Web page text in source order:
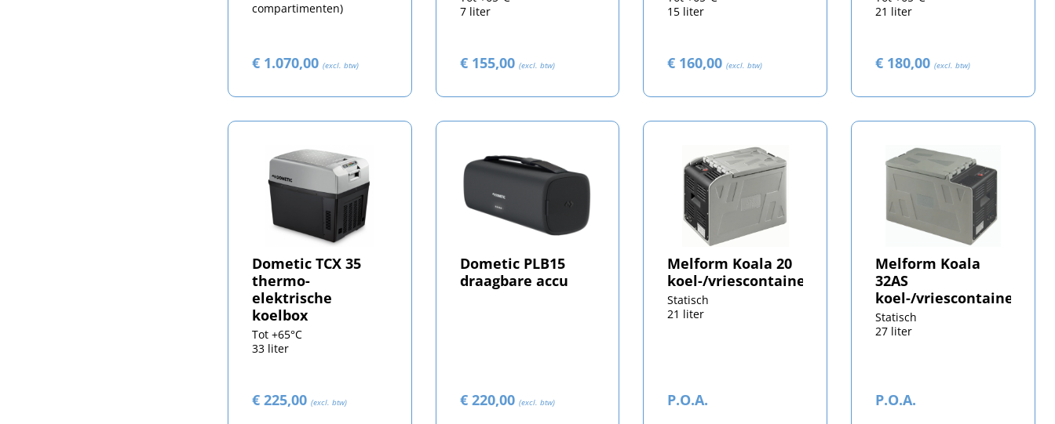
compartimenten)
€ 1.070,00 (excl. btw)
7 liter
€ 155,00 (excl. btw)
15 liter
€ 160,00(excl. btw)
21 liter
€ 180,00(excl. btw)
Dometic TCX 35
thermo-
elektrische
koelbox
Tot +65°C
33 liter
€ 225,00 (excl. btw)
Dometic PLB15
draagbare accu
€ 220,00 (excl. btw)
Melform Koala 20
koel-/vriescontainer
Statisch
21 liter
P.O.A.
Melform Koala
32AS
koel-/vriescontainer
Statisch
27 liter
P.O.A.